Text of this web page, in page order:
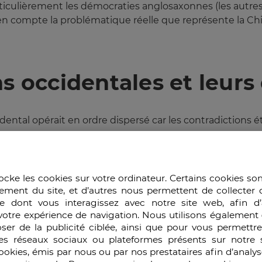
les démocraties anglosaxonnes (les
compte la problématique réelle que représente la
occidentales et
opérait en ordre dispersé car les contradictions
à court terme. La grande majorité des entreprises
sur le monde.
politique de la main tendue vers Pékin. Cette
estima qu’il avait tout intérêt à se rapprocher de la
Mur et la disparition de l’URSS ne stoppèrent pas
les cookies sur votre ordinateur. Certains cookies
du site, et d’autres nous permettent de collecter
dont vous interagissez avec notre site web, afin
expérience de navigation. Nous utilisons
de la publicité ciblée, ainsi que pour vous
réseaux sociaux ou plateformes présents sur notre
émis par nous ou par nos prestataires afin